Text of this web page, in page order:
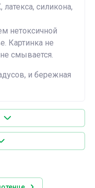
силикона,
нетоксичной
Картинка не
смывается.
и бережная